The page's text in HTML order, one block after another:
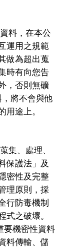
料，在本公
運用之規範
做為超出蒐
時有向您告
，否則無礦
將不會與他
途上。
集、處理、
保護法」及
密性及完整
理原則，採
行防毒機制
之破壞。
要機密性資料
料傳輸、儲